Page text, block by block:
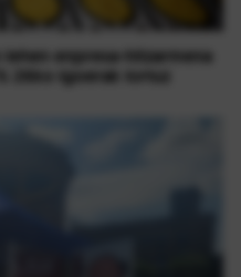
lehen enpresa-hitzarmena
26ko igoerak lortuz